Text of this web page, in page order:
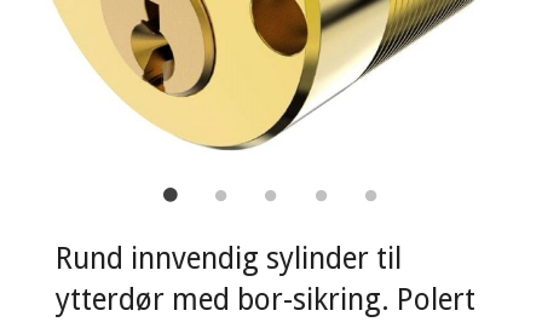
Rund innvendig sylinder til
ytterdør med bor-sikring. Polert